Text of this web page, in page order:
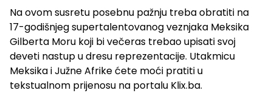
Na ovom susretu posebnu pažnju treba obratiti na
17-godišnjeg supertalentovanog veznjaka Meksika
Gilberta Moru koji bi večeras trebao upisati svoj
deveti nastup u dresu reprezentacije. Utakmicu
Meksika i Južne Afrike ćete moći pratiti u
tekstualnom prijenosu na portalu Klix.ba.